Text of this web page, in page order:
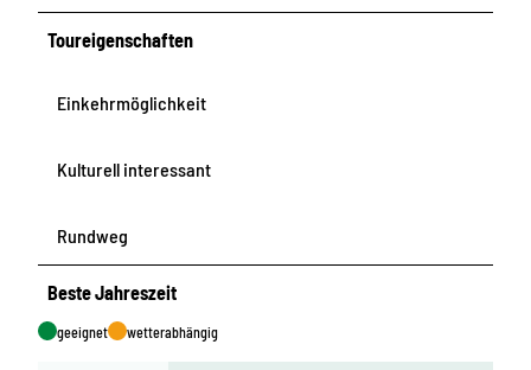
Toureigenschaften
Einkehrmöglichkeit
Kulturell interessant
Rundweg
Beste Jahreszeit
geeignet wetterabhängig